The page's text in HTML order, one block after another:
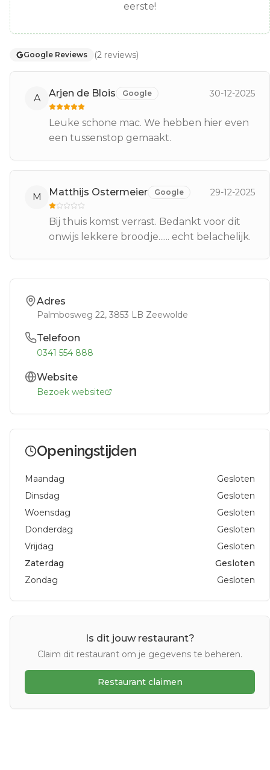
eerste!
Google Reviews (2 reviews)
A Arjen de Blois Google 30-12-2025
Leuke schone mac. We hebben hier even
een tussenstop gemaakt.
M Matthijs Ostermeier Google 29-12-2025
Bij thuis komst verrast. Bedankt voor dit
onwijs lekkere broodje...... echt belachelijk.
Adres
Palmbosweg 22, 3853 LB Zeewolde
Telefoon
0341 554 888
Website
Bezoek website
Openingstijden
Maandag
Gesloten
Dinsdag
Gesloten
Woensdag
Gesloten
Donderdag
Gesloten
Vrijdag
Gesloten
Zaterdag
Gesloten
Zondag
Gesloten
Is dit jouw restaurant?
Claim dit restaurant om je gegevens te beheren.
Restaurant claimen